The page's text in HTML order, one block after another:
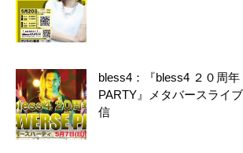
bless4：『bless4 ２０周年
PARTY』メタバースライ
信